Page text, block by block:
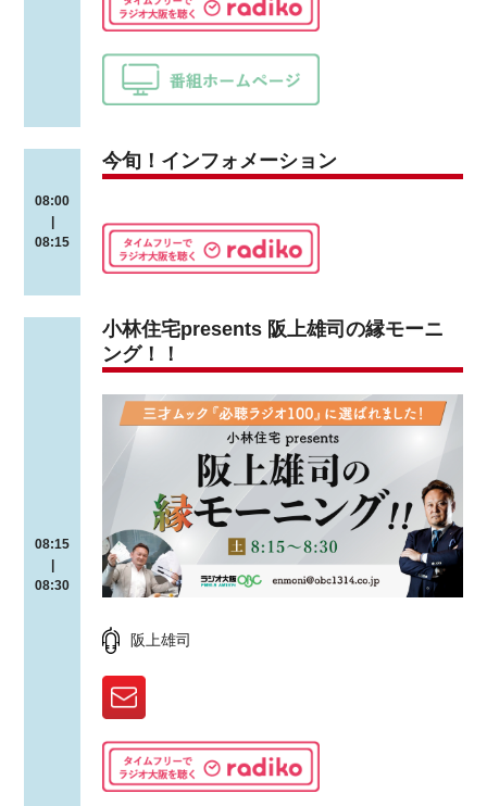
08:00
08:15
今旬！インフォメーション
08:15
08:30
小林住宅presents 阪上雄司の縁モーニ
ング！！
阪上雄司